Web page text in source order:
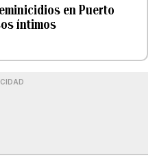
en Puerto
íntimos